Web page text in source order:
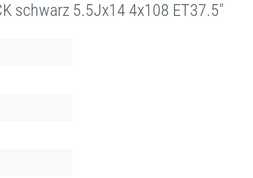
schwarz 5.5Jx14 4x108 ET37.5"